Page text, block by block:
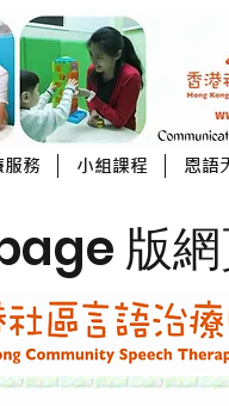
服務 小組課程 恩語
版網